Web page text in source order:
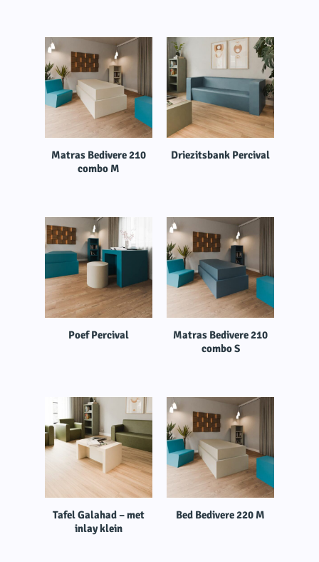
Matras Bedivere 210
combo M
Driezitsbank Percival
Poef Percival
Matras Bedivere 210
combo S
Tafel Galahad – met
inlay klein
Bed Bedivere 220 M